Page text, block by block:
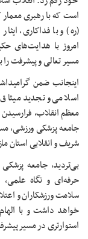
است که با رهبری
(ره) و با فداکاری،
امروز با هدایت‌های
مسیر تعالی و پیشرفت
اینجانب ضمن
اسلامی و تجدید میثاق
معظم انقلاب،
جامعه پزشکی ورزشی،
شریف و انقلابی استان
بی‌تردید، جامعه
حرفه‌ای و نگاه
سلامت ورزشکاران و
خواهد داشت و با
استوارتری در مسیر